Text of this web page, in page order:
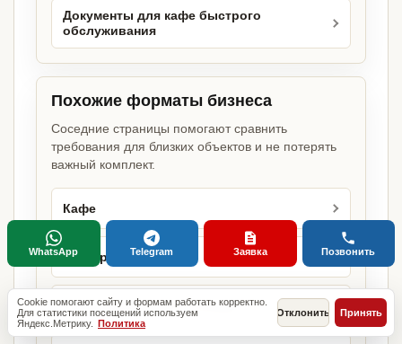
Документы для кафе быстрого
обслуживания
Похожие форматы бизнеса
Соседние страницы помогают сравнить
требования для близких объектов и не потерять
важный комплект.
Кафе
Ресторан
Ресторан быстрого питания
Cookie помогают сайту и формам работать корректно.
Для статистики посещений используем
Яндекс.Метрику. Политика
Отклонить Принять
WhatsApp Telegram Заявка Позвонить